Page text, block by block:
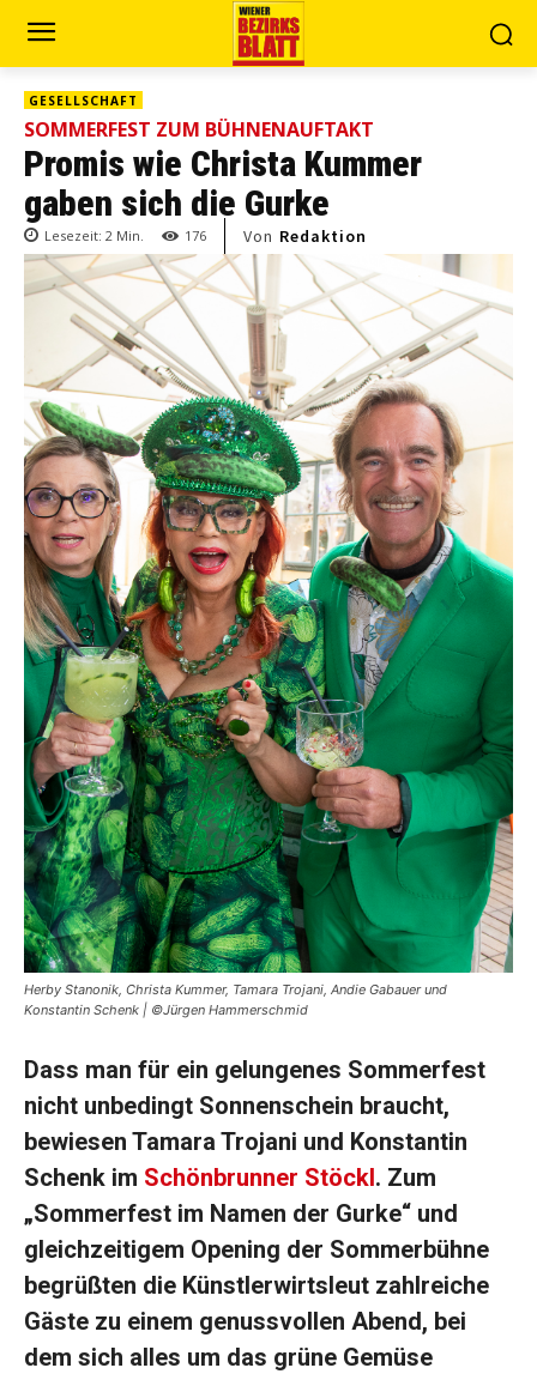
GESELLSCHAFT
SOMMERFEST ZUM BÜHNENAUFTAKT
Promis wie Christa Kummer
gaben sich die Gurke
Lesezeit: 2 Min. 176 Von Redaktion
Herby Stanonik, Christa Kummer, Tamara Trojani, Andie Gabauer und
Konstantin Schenk | ©Jürgen Hammerschmid
Dass man für ein gelungenes Sommerfest
nicht unbedingt Sonnenschein braucht,
bewiesen Tamara Trojani und Konstantin
Schenk im Schönbrunner Stöckl. Zum
„Sommerfest im Namen der Gurke“ und
gleichzeitigem Opening der Sommerbühne
begrüßten die Künstlerwirtsleut zahlreiche
Gäste zu einem genussvollen Abend, bei
dem sich alles um das grüne Gemüse